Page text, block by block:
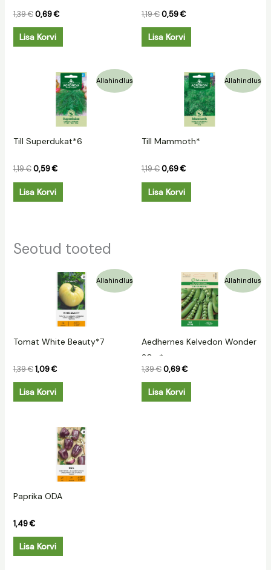
1,39€ 0,69€
Lisa Korvi
1,19€0,59€
Lisa Korvi
Allahindlus
Till Superdukat*6
1,19€ 0,59€
Praegune
hind
on:
0,59 €.
Lisa Korvi
Allahindlus
Till Mammoth*
1,19€0,69€
Praegune
hind
on:
0,69 €.
Lisa Korvi
Seotud tooted
Allahindlus
Tomat White Beauty*7
1,39€ 1,09€
Praegune
hind
on:
1,09 €.
Lisa Korvi
Allahindlus
Aedhernes Kelvedon Wonder
20g.*
1,39€
Algne
1,39 €.
0,69€
Praegune
hind
on:
0,69 €.
Lisa Korvi
Paprika ODA
1,49€
Lisa Korvi